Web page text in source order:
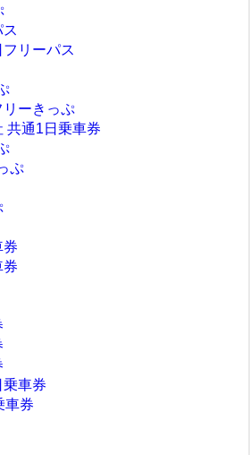
リーパス
リーきっぷ
共通1日乗車券
ぷ
券
券
車券
車券